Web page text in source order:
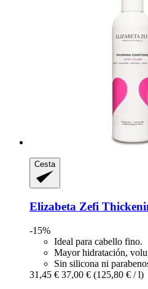
Cesta
Elizabeta Zefi
-15%
Ideal para cabello fino.
Mayor hidratación,
Sin silicona ni
31,45 € 37,00 € (125,80 € / l)